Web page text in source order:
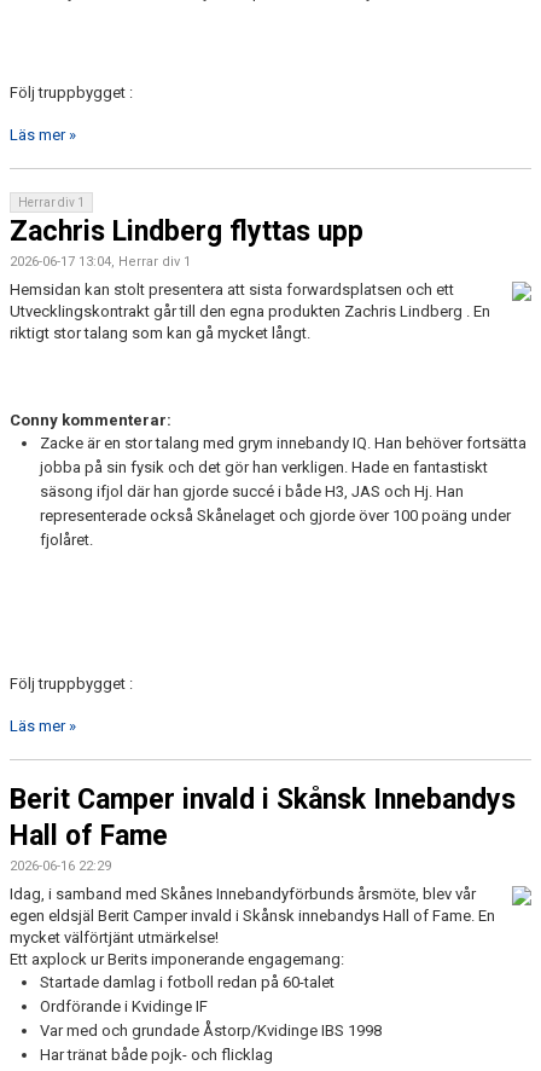
Följ truppbygget :
Läs mer »
Herrar div 1
Zachris Lindberg flyttas upp
2026-06-17 13:04, Herrar div 1
Hemsidan kan stolt presentera att sista forwardsplatsen och ett
Utvecklingskontrakt går till den egna produkten Zachris Lindberg . En
riktigt stor talang som kan gå mycket långt.
Conny kommenterar:
Zacke är en stor talang med grym innebandy IQ. Han behöver fortsätta
jobba på sin fysik och det gör han verkligen. Hade en fantastiskt
säsong ifjol där han gjorde succé i både H3, JAS och Hj. Han
representerade också Skånelaget och gjorde över 100 poäng under
fjolåret.
Följ truppbygget :
Läs mer »
Berit Camper invald i Skånsk Innebandys
Hall of Fame
2026-06-16 22:29
Idag, i samband med Skånes Innebandyförbunds årsmöte, blev vår
egen eldsjäl Berit Camper invald i Skånsk innebandys Hall of Fame. En
mycket välförtjänt utmärkelse!
Ett axplock ur Berits imponerande engagemang:
Startade damlag i fotboll redan på 60-talet
Ordförande i Kvidinge IF
Var med och grundade Åstorp/Kvidinge IBS 1998
Har tränat både pojk- och flicklag